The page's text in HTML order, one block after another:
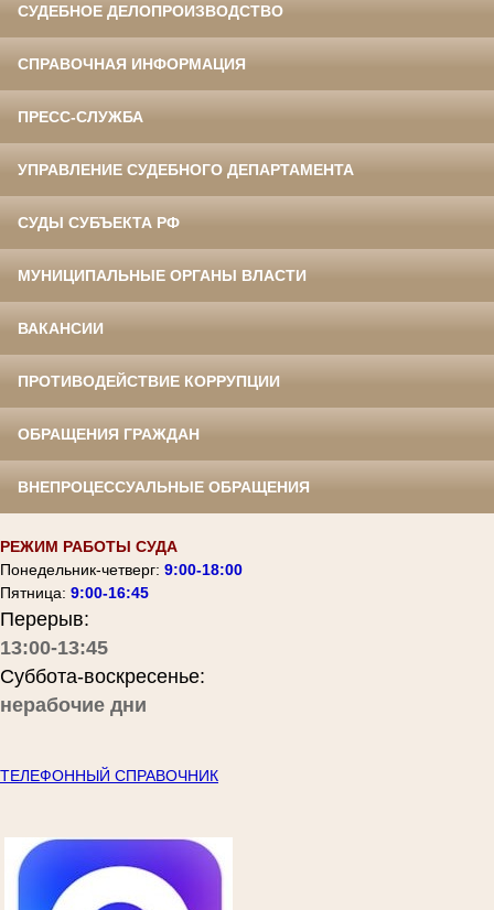
СУДЕБНОЕ ДЕЛОПРОИЗВОДСТВО
СПРАВОЧНАЯ ИНФОРМАЦИЯ
ПРЕСС-СЛУЖБА
УПРАВЛЕНИЕ СУДЕБНОГО ДЕПАРТАМЕНТА
СУДЫ СУБЪЕКТА РФ
МУНИЦИПАЛЬНЫЕ ОРГАНЫ ВЛАСТИ
ВАКАНСИИ
ПРОТИВОДЕЙСТВИЕ КОРРУПЦИИ
ОБРАЩЕНИЯ ГРАЖДАН
ВНЕПРОЦЕССУАЛЬНЫЕ ОБРАЩЕНИЯ
РЕЖИМ РАБОТЫ СУДА
Понедельник-четверг: 9:00-18:00
Пятница: 9:00-16:45
Перерыв:
13:00-13:45
Суббота-воскресенье:
нерабочие дни
ТЕЛЕФОННЫЙ СПРАВОЧНИК